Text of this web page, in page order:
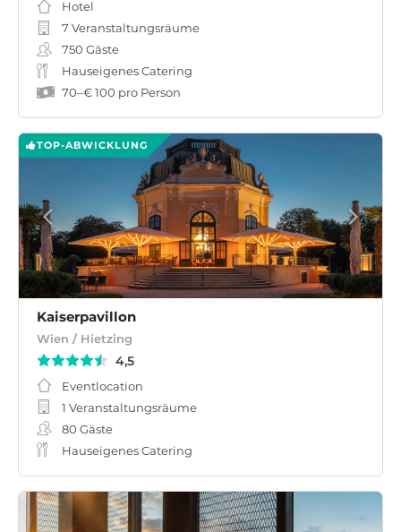
Hotel
7 Veranstaltungsräume
750 Gäste
Hauseigenes Catering
70–€ 100 pro Person
TOP-ABWICKLUNG
Kaiserpavillon
Wien / Hietzing
4,5
Eventlocation
1 Veranstaltungsräume
80 Gäste
Hauseigenes Catering